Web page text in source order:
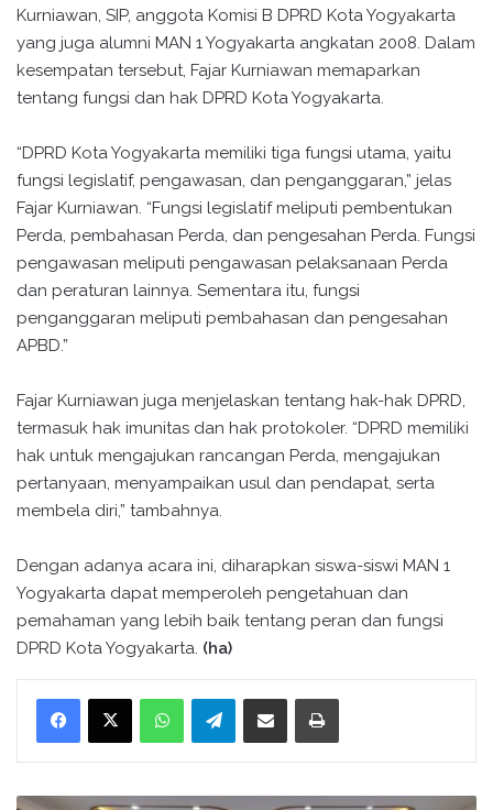
Kurniawan, SIP, anggota Komisi B DPRD Kota Yogyakarta
yang juga alumni MAN 1 Yogyakarta angkatan 2008. Dalam
kesempatan tersebut, Fajar Kurniawan memaparkan
tentang fungsi dan hak DPRD Kota Yogyakarta.
“DPRD Kota Yogyakarta memiliki tiga fungsi utama, yaitu
fungsi legislatif, pengawasan, dan penganggaran,” jelas
Fajar Kurniawan. “Fungsi legislatif meliputi pembentukan
Perda, pembahasan Perda, dan pengesahan Perda. Fungsi
pengawasan meliputi pengawasan pelaksanaan Perda
dan peraturan lainnya. Sementara itu, fungsi
penganggaran meliputi pembahasan dan pengesahan
APBD.”
Fajar Kurniawan juga menjelaskan tentang hak-hak DPRD,
termasuk hak imunitas dan hak protokoler. “DPRD memiliki
hak untuk mengajukan rancangan Perda, mengajukan
pertanyaan, menyampaikan usul dan pendapat, serta
membela diri,” tambahnya.
Dengan adanya acara ini, diharapkan siswa-siswi MAN 1
Yogyakarta dapat memperoleh pengetahuan dan
pemahaman yang lebih baik tentang peran dan fungsi
DPRD Kota Yogyakarta. (ha)
WhatsApp Telegram